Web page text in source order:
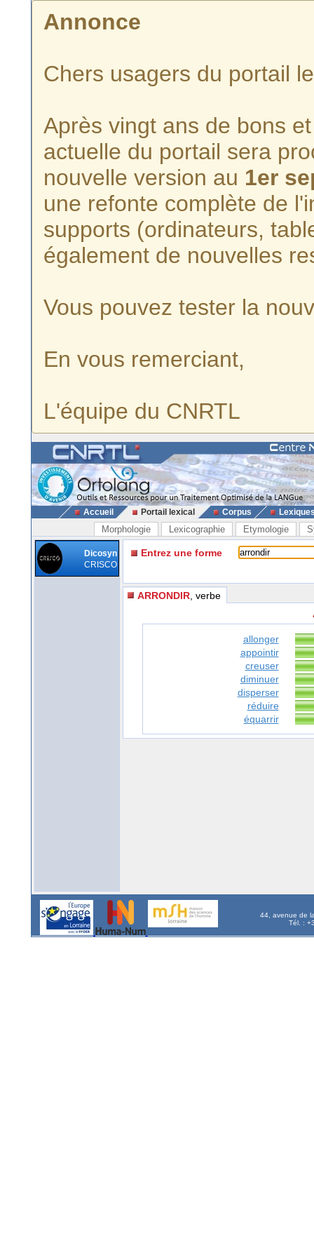
Annonce
Chers usagers du portail
Après vingt ans de bons
actuelle du portail sera
nouvelle version au 1er
une refonte complète de
supports (ordinateurs,
également de nouvelles
Vous pouvez tester la
En vous remerciant,
L'équipe du CNRTL
Accueil Portail lexical Corpus
Morphologie Lexicographie Etymologie
Dicosyn
CRISCO
Entrez une forme
ARRONDIR , verbe
allonger
appointir
creuser
diminuer
disperser
réduire
équarrir
44, avenue de
Tél. :